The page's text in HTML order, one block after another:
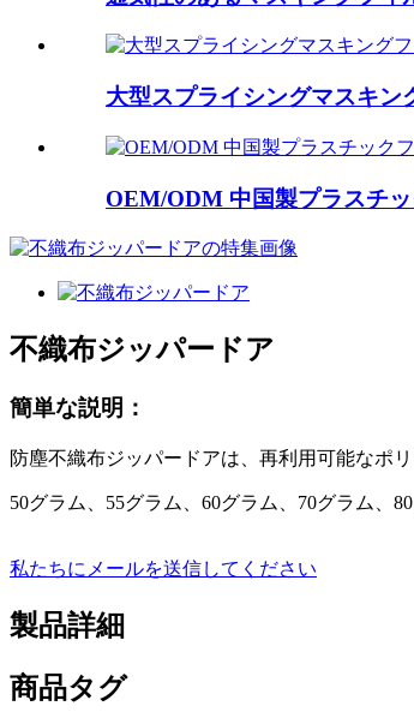
大型スプライシングマスキン
OEM/ODM 中国製プラスチ
不織布ジッパードア
簡単な説明：
防塵不織布ジッパードアは、再利用可能なポ
50グラム、55グラム、60グラム、70グラム、
私たちにメールを送信してください
製品詳細
商品タグ